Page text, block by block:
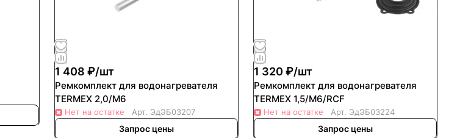
1 408 ₽/шт
Ремкомплект для водонагревателя
TERMEX 2,0/М6
Нет на остатке Арт. ЭдЭБ03207
Запрос цены
1 320 ₽/шт
Ремкомплект для водонагревателя
TERMEX 1,5/М6/RCF
Нет на остатке Арт. ЭдЭБ03224
Запрос цены